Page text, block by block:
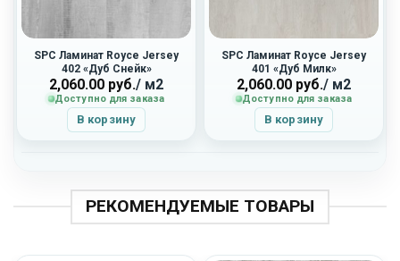
SPC Ламинат Royce Jersey
402 «Дуб Снейк»
2,060.00 руб./ м2
Доступно для заказа
В корзину
SPC Ламинат Royce Jersey
401 «Дуб Милк»
2,060.00 руб./ м2
Доступно для заказа
В корзину
РЕКОМЕНДУЕМЫЕ ТОВАРЫ